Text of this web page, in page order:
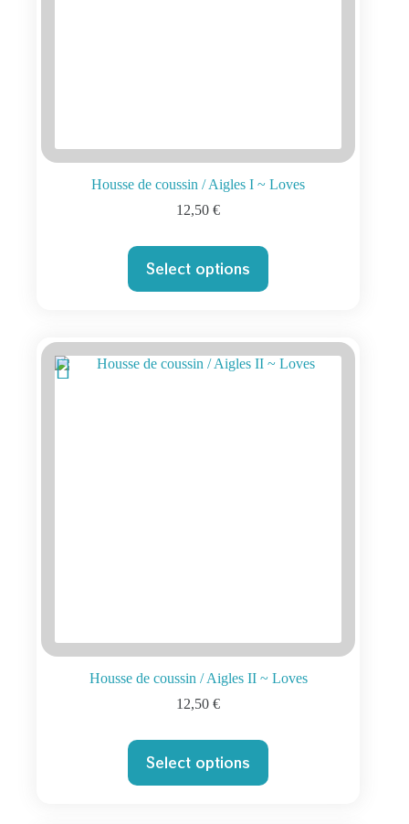
Housse de coussin / Aigles I ~ Loves
12,50€
Select options
Housse de coussin / Aigles II ~ Loves
12,50€
Select options